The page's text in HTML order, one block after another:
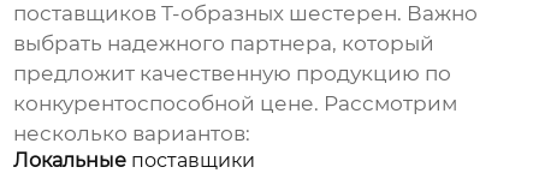
поставщиков Т-образных шестерен. Важно
выбрать надежного партнера, который
предложит качественную продукцию по
конкурентоспособной цене. Рассмотрим
несколько вариантов:
Локальные поставщики